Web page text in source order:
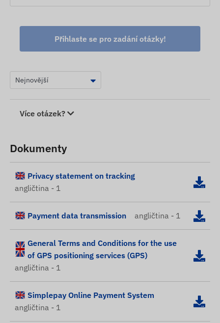
Přihlaste se pro zadání otázky!
Více otázek?
Dokumenty
Privacy statement on tracking
angličtina - 1
Payment data transmission angličtina - 1
General Terms and Conditions for the use
of GPS positioning services (GPS)
angličtina - 1
Simplepay Online Payment System
angličtina - 1